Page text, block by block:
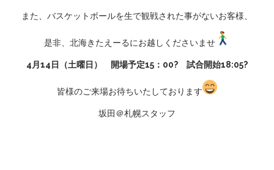
また、バスケットボールを生で観戦された事がないお客様、
是非、北海きたえーるにお越しくださいませ
4月14日（土曜日） 開場予定15：00? 試合開始18:05?
皆様のご来場お待ちいたしております
坂田＠札幌スタッフ